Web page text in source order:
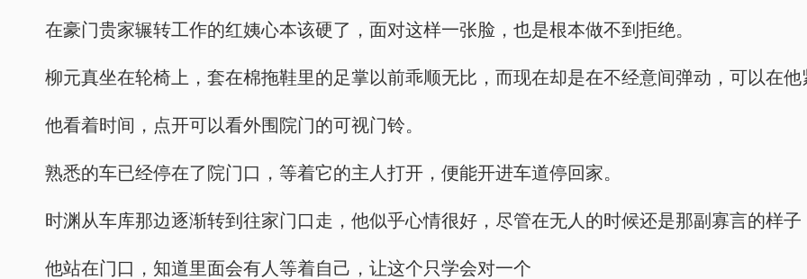
在豪门贵家辗转工作的红姨心本该硬了，面对这样一张脸，也是根本做不到拒绝。
柳元真坐在轮椅上，套在棉拖鞋里的足掌以前乖顺无比，而现在却是在不经意间弹动，可以在他
他看着时间，点开可以看外围院门的可视门铃。
熟悉的车已经停在了院门口，等着它的主人打开，便能开进车道停回家。
时渊从车库那边逐渐转到往家门口走，他似乎心情很好，尽管在无人的时候还是那副寡言的样
他站在门口，知道里面会有人等着自己，让这个只学会对一个